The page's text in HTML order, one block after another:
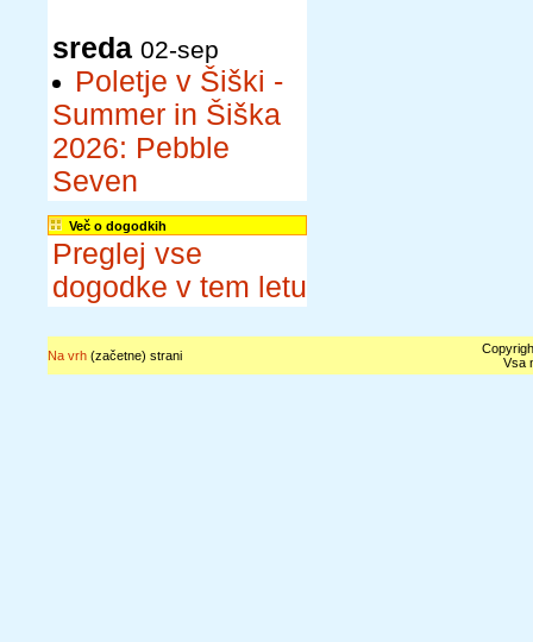
sreda 02-sep
Poletje v Šiški -
Summer in Šiška
2026: Pebble
Seven
Več o dogodkih
Preglej vse
dogodke v tem letu
Na vrh(začetne) strani
Vsa